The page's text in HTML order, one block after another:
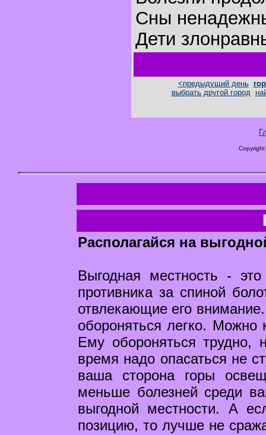
Сны
Дети
<предыдущий день
выбрать другой город
Располагайся на
Выгодная местность -
противника за спиной
отвлекающие его
обороняться легко. Можно
Ему обороняться трудно,
время надо опасаться не
ваша сторона горы
меньше болезней среди
выгодной местности. А
позицию, то лучше не